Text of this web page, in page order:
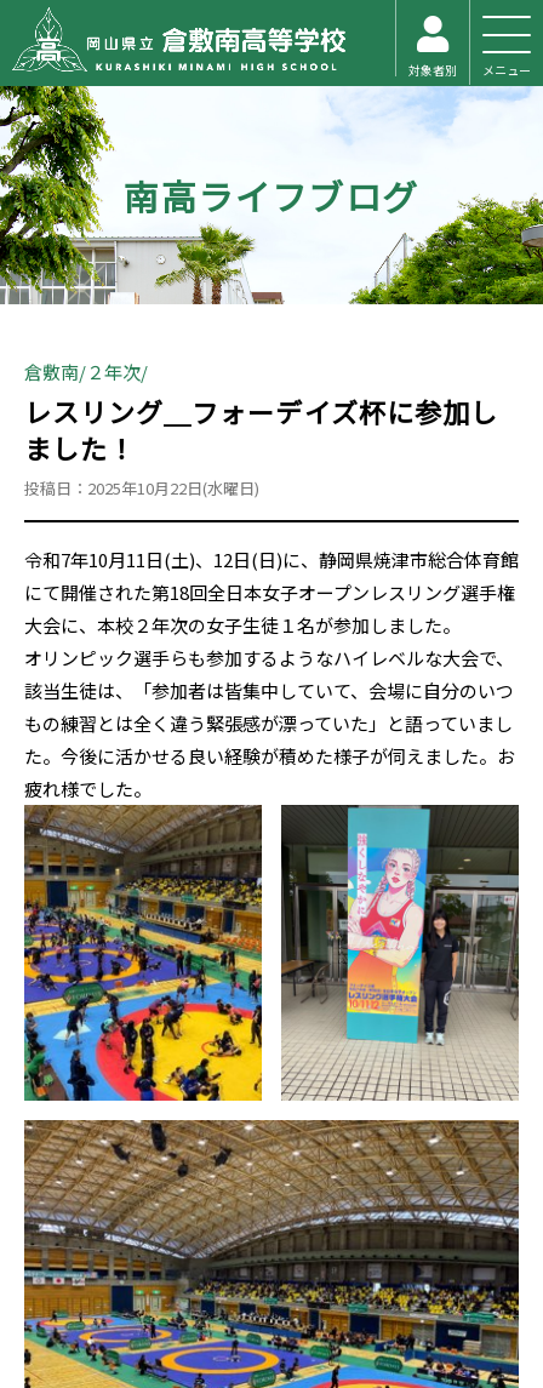
対象者別 メニュー
南高ライフブログ
倉敷南 ２年次
レスリング＿フォーデイズ杯に参加し
ました！
投稿日：2025年10月22日(水曜日)
令和7年10月11日(土)、12日(日)に、静岡県焼津市総合体育館
にて開催された第18回全日本女子オープンレスリング選手権
大会に、本校２年次の女子生徒１名が参加しました。
オリンピック選手らも参加するようなハイレベルな大会で、
該当生徒は、「参加者は皆集中していて、会場に自分のいつ
もの練習とは全く違う緊張感が漂っていた」と語っていまし
た。今後に活かせる良い経験が積めた様子が伺えました。お
疲れ様でした。